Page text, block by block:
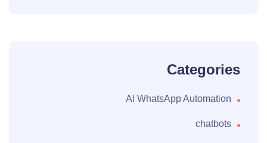
Categories
AI WhatsApp Automation
chatbots